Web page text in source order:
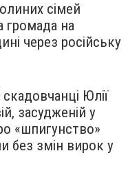
сімей
громада на
через російську
скадовчанці Юлії
засудженій у
«шпигунство»
без змін вирок у